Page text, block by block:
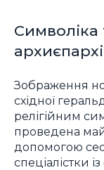
Символіка
Зображення
східної
релігійним
проведена
допомогою
спеціалістки